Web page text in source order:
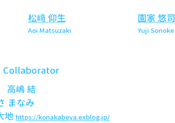
松﨑 仰生
Aoi Matsuzaki
園家 悠司
Yuji Sonoke
Collaborator
高嶋 結
まなみ
地 https://konakabeya.exblog.jp/